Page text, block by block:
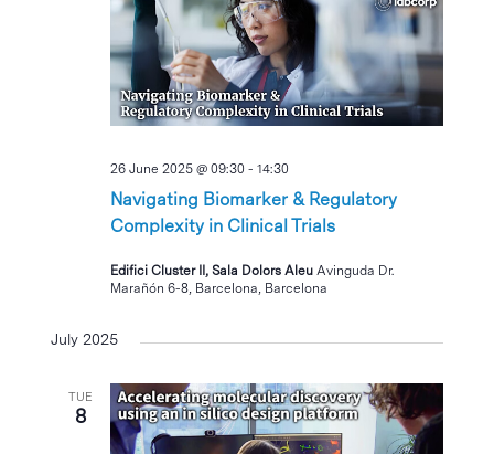
Navigating Biomarker & Regulatory
Complexity in Clinical Trials
26 June 2025 @ 09:30 -14:30
Edifici Cluster II, Sala Dolors AleuAvinguda Dr.
Marañón 6-8, Barcelona, Barcelona
July 2025
TUE
8